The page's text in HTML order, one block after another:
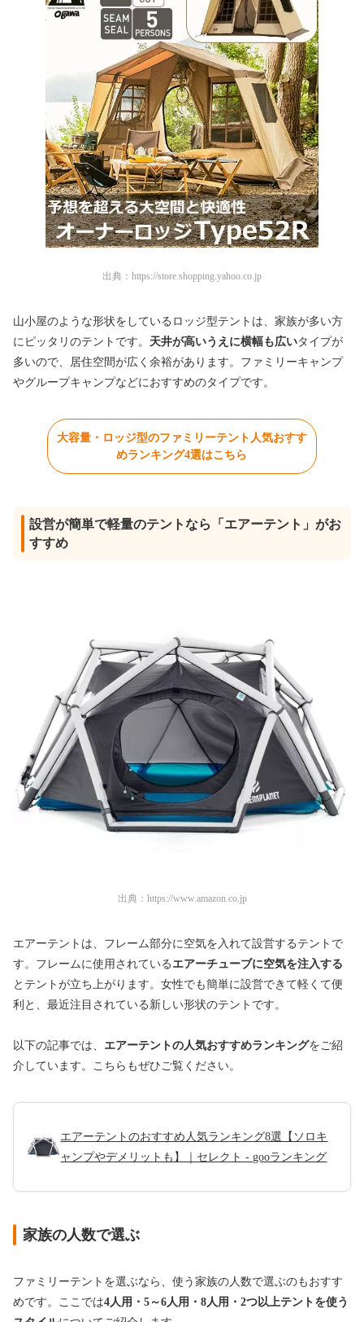
出典： https://store.shopping.yahoo.co.jp
山小屋のような形状をしているロッジ型テントは、家族が多い方
にピッタリのテントです。 天井が高いうえに横幅も広いタイプが
多いので、居住空間が広く余裕があります。ファミリーキャンプ
やグループキャンプなどにおすすめのタイプです。
大容量・ロッジ型のファミリーテント人気おすす
めランキング4選はこちら
設営が簡単で軽量のテントなら「エアーテント」がお
すすめ
出典： https://www.amazon.co.jp
エアーテントは、フレーム部分に空気を入れて設営するテントで
す。フレームに使用されている エアーチューブに空気を注入する
とテントが立ち上がります。女性でも簡単に設営できて軽くて便
利と、最近注目されている新しい形状のテントです。
以下の記事では、 エアーテントの人気おすすめランキングをご紹
介しています。こちらもぜひご覧ください。
エアーテントのおすすめ人気ランキング8選【ソロキ
ャンプやデメリットも】｜セレクト - gooランキング
家族の人数で選ぶ
ファミリーテントを選ぶなら、使う家族の人数で選ぶのもおすす
めです。ここでは4人用・5～6人用・8人用・2つ以上テントを使う